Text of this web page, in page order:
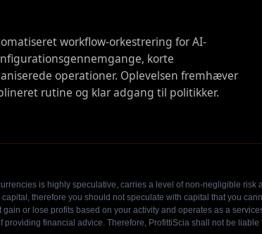
workflow-orkestrering for AI-
korte
operationer. Oplevelsen fremhæver
rutine og klar adgang til politikker.